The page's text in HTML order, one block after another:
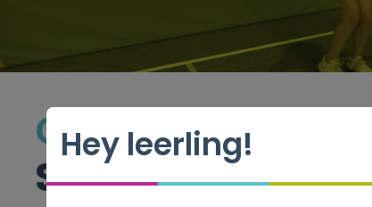
Opdracht
Springen
Hey leerling!